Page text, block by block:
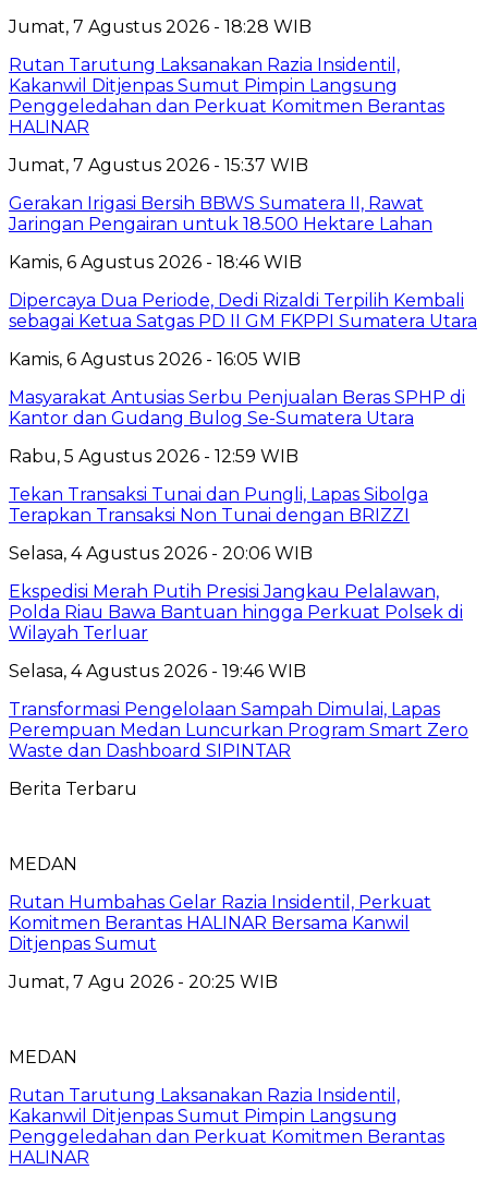
Jumat, 7 Agustus 2026 - 18:28 WIB
Rutan Tarutung Laksanakan Razia Insidentil,
Kakanwil Ditjenpas Sumut Pimpin Langsung
Penggeledahan dan Perkuat Komitmen Berantas
HALINAR
Jumat, 7 Agustus 2026 - 15:37 WIB
Gerakan Irigasi Bersih BBWS Sumatera II, Rawat
Jaringan Pengairan untuk 18.500 Hektare Lahan
Kamis, 6 Agustus 2026 - 18:46 WIB
Dipercaya Dua Periode, Dedi Rizaldi Terpilih Kembali
sebagai Ketua Satgas PD II GM FKPPI Sumatera Utara
Kamis, 6 Agustus 2026 - 16:05 WIB
Masyarakat Antusias Serbu Penjualan Beras SPHP di
Kantor dan Gudang Bulog Se-Sumatera Utara
Rabu, 5 Agustus 2026 - 12:59 WIB
Tekan Transaksi Tunai dan Pungli, Lapas Sibolga
Terapkan Transaksi Non Tunai dengan BRIZZI
Selasa, 4 Agustus 2026 - 20:06 WIB
Ekspedisi Merah Putih Presisi Jangkau Pelalawan,
Polda Riau Bawa Bantuan hingga Perkuat Polsek di
Wilayah Terluar
Selasa, 4 Agustus 2026 - 19:46 WIB
Transformasi Pengelolaan Sampah Dimulai, Lapas
Perempuan Medan Luncurkan Program Smart Zero
Waste dan Dashboard SIPINTAR
Berita Terbaru
MEDAN
Rutan Humbahas Gelar Razia Insidentil, Perkuat
Komitmen Berantas HALINAR Bersama Kanwil
Ditjenpas Sumut
Jumat, 7 Agu 2026 - 20:25 WIB
MEDAN
Rutan Tarutung Laksanakan Razia Insidentil,
Kakanwil Ditjenpas Sumut Pimpin Langsung
Penggeledahan dan Perkuat Komitmen Berantas
HALINAR